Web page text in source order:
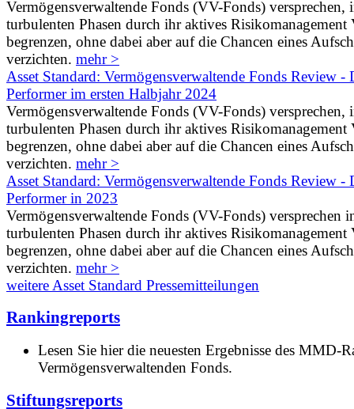
Vermögensverwaltende Fonds (VV-Fonds) versprechen,
turbulenten Phasen durch ihr aktives Risikomanagement
begrenzen, ohne dabei aber auf die Chancen eines
verzichten. mehr >
Asset Standard: Vermögensverwaltende Fonds Review -
Performer im ersten Halbjahr 2024
Vermögensverwaltende Fonds (VV-Fonds) versprechen,
turbulenten Phasen durch ihr aktives Risikomanagement
begrenzen, ohne dabei aber auf die Chancen eines
verzichten. mehr >
Asset Standard: Vermögensverwaltende Fonds Review -
Performer in 2023
Vermögensverwaltende Fonds (VV-Fonds) versprechen
turbulenten Phasen durch ihr aktives Risikomanagement
begrenzen, ohne dabei aber auf die Chancen eines
verzichten. mehr >
weitere Asset Standard Pressemitteilungen
Rankingreports
Lesen Sie hier die neuesten Ergebnisse des MMD-
Vermögensverwaltenden Fonds.
Stiftungsreports